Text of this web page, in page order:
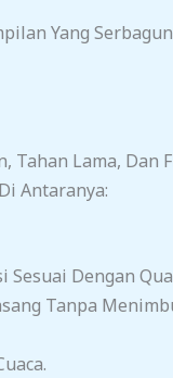
Yang
Tahan Lama, Dan
Antaranya:
Dengan
Tanpa